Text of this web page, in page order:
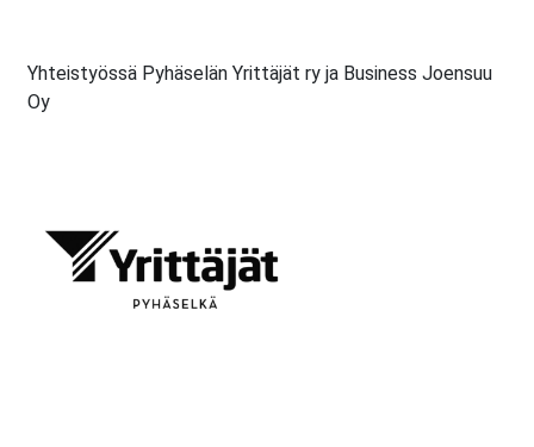
Yhteistyössä Pyhäselän Yrittäjät ry ja Business Joensuu
Oy